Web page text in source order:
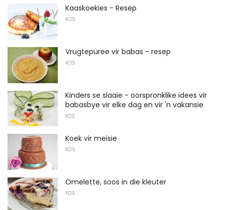
Kaaskoekies - Resep
KOS
Vrugtepuree vir babas - resep
KOS
Kinders se slaaie - oorspronklike idees vir
babasbye vir elke dag en vir 'n vakansie
KOS
Koek vir meisie
KOS
Omelette, soos in die kleuter
KOS